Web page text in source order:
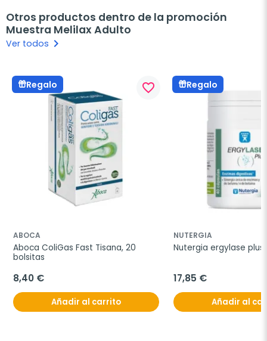
Otros productos dentro de la promoción
Muestra Melilax Adulto
Ver todos keyboard_arrow_right
Regalo favorite_border
ABOCA
Aboca ColiGas Fast Tisana, 20
bolsitas
8,40 €
Añadir al carrito
Regalo
NUTERGIA
Nutergia ergylase
17,85 €
Añadir al